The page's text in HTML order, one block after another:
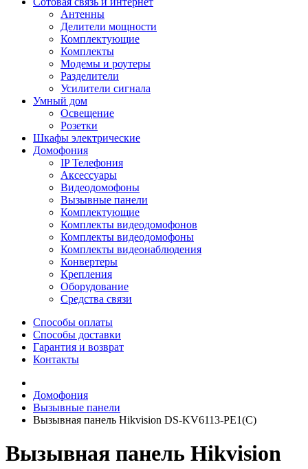
Антенны
Делители мощности
Комплектующие
Комплекты
Модемы и роутеры
Разделители
Усилители сигнала
Умный дом
Освещение
Розетки
Шкафы электрические
Домофония
IP Телефония
Аксессуары
Видеодомофоны
Вызывные панели
Комплектующие
Комплекты видеодомофонов
Комплекты видеодомофоны
Комплекты видеонаблюдения
Конвертеры
Крепления
Оборудование
Средства связи
Способы оплаты
Способы доставки
Гарантия и возврат
Контакты
Домофония
Вызывные панели
Вызывная панель Hikvision DS-KV6113-PE1(C)
Вызывная панель Hikvision